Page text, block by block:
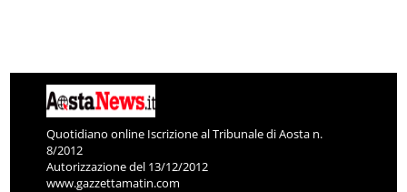
Quotidiano online Iscrizione al Tribunale di Aosta n.
8/2012
Autorizzazione del 13/12/2012
www.gazzettamatin.com